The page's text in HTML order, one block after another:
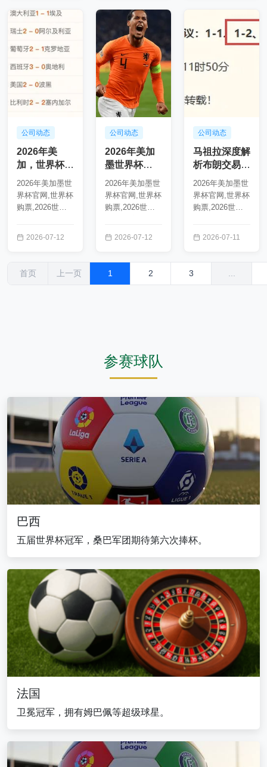
1...
旅游...
公司动态
2026年美
加，世界杯旅
游指南，墨世
界杯 123023
9
2026年美加墨世
界杯官网,世界杯
购票,2026世界
旅游指南,2026
2026-07-12
公司动态
2026年美加
墨世界杯
123023 1
2026年美加墨世
界杯官网,世界杯
购票,2026世界
旅游指南,2026
2026-07-12
公司动态
马祖拉深度解
析布朗交易
2026年美加
墨世界杯官
网：十年效
2026年美加墨世
界杯官网,世界杯
购票,2026世界
旅游指南,马祖拉
2026-07-11
首页 上一页 1 2 3
参赛球队
巴西
五届世界杯冠军，桑巴军团期待第六次捧杯。
法国
卫冕冠军，拥有姆巴佩等超级球星。